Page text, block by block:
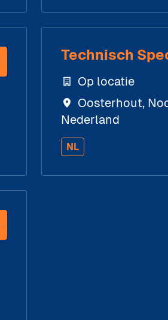
Technisch
Op locatie
Oosterhout,
Nederland
NL